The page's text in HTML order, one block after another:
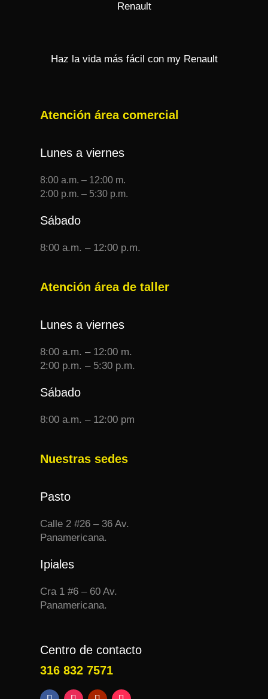
Renault
Haz la vida más fácil con my Renault
Atención área comercial
Lunes a viernes
8:00 a.m. – 12:00 m.
2:00 p.m. – 5:30 p.m.
Sábado
8:00 a.m. – 12:00 p.m.
Atención área de taller
Lunes a viernes
8:00 a.m. – 12:00 m.
2:00 p.m. – 5:30 p.m.
Sábado
8:00 a.m. – 12:00 pm
Nuestras sedes
Pasto
Calle 2 #26 – 36 Av.
Panamericana.
Ipiales
Cra 1 #6 – 60 Av.
Panamericana.
Centro de contacto
316 832 7571